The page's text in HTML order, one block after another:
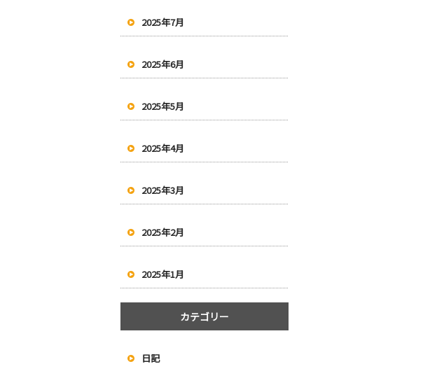
2025年7月
2025年6月
2025年5月
2025年4月
2025年3月
2025年2月
2025年1月
カテゴリー
日記